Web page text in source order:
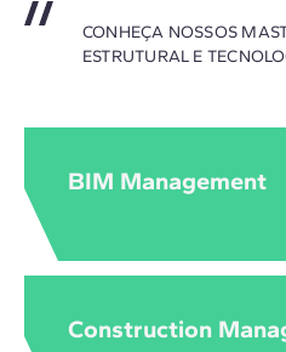
CONHEÇA NOSSOS
ESTRUTURAL E
BIM Management
Construction